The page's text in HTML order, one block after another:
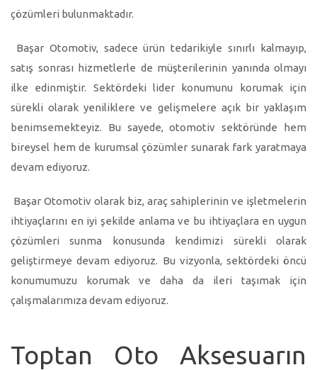
çözümleri bulunmaktadır.
Başar Otomotiv, sadece ürün tedarikiyle sınırlı kalmayıp,
satış sonrası hizmetlerle de müşterilerinin yanında olmayı
ilke edinmiştir. Sektördeki lider konumunu korumak için
sürekli olarak yeniliklere ve gelişmelere açık bir yaklaşım
benimsemekteyiz. Bu sayede, otomotiv sektöründe hem
bireysel hem de kurumsal çözümler sunarak fark yaratmaya
devam ediyoruz.
Başar Otomotiv olarak biz, araç sahiplerinin ve işletmelerin
ihtiyaçlarını en iyi şekilde anlama ve bu ihtiyaçlara en uygun
çözümleri sunma konusunda kendimizi sürekli olarak
geliştirmeye devam ediyoruz. Bu vizyonla, sektördeki öncü
konumumuzu korumak ve daha da ileri taşımak için
çalışmalarımıza devam ediyoruz.
Toptan Oto Aksesuarın